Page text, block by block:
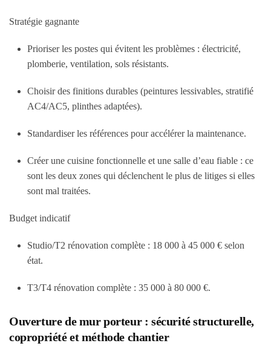
Stratégie gagnante
Prioriser les postes qui évitent les problèmes : électricité,
plomberie, ventilation, sols résistants.
Choisir des finitions durables (peintures lessivables, stratifié
AC4/AC5, plinthes adaptées).
Standardiser les références pour accélérer la maintenance.
Créer une cuisine fonctionnelle et une salle d’eau fiable : ce
sont les deux zones qui déclenchent le plus de litiges si elles
sont mal traitées.
Budget indicatif
Studio/T2 rénovation complète : 18 000 à 45 000 € selon
état.
T3/T4 rénovation complète : 35 000 à 80 000 €.
Ouverture de mur porteur : sécurité structurelle,
copropriété et méthode chantier